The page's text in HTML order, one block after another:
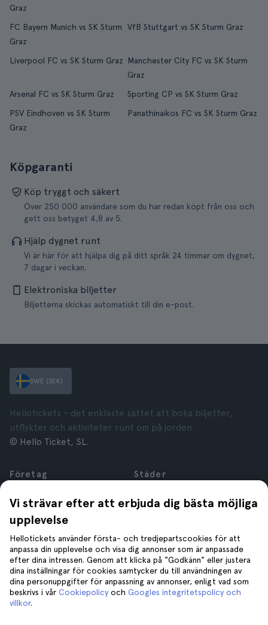
Graz
FC Bayern Munich vs SK Sturm
Graz
VfB Stuttgart vs SK Sturm Graz
Liverpool FC vs SK Sturm Graz
Manchester City FC vs SK Sturm
Graz
Arsenal FC vs SK Sturm Graz
Sporting CP vs SK Sturm Graz
PSV Eindhoven vs SK Sturm
Graz
Panathinaikos FC vs SK Sturm Graz
Köpgaranti
Köp tryggt och säkert
Över 250 000 användare som du har redan köpt från oss och
gett oss betyget 4,8 av 5.
Hjälp dygnet runt
Vi är här för att hjälpa dig på ditt språk 24 timmar om dygnet,
7 dagar i veckan.
Elektroniska biljetter
Biljetterna skickas automatiskt till din e-post.
Vi strävar efter att erbjuda dig bästa möjliga
upplevelse
Hellotickets använder första- och tredjepartscookies för att
anpassa din upplevelse och visa dig annonser som är anpassade
efter dina intressen. Genom att klicka på "Godkänn" eller justera
dina inställningar för cookies samtycker du till användningen av
dina personuppgifter för anpassning av annonser, enligt vad som
beskrivs i vår Cookiepolicy och Googles integritetspolicy och
villkor.
SWE (SEK)
Hellotickets – det enklaste sättet att boka biljetter,
utflykter och aktiviteter runt om på jorden.
© Hello Ticket, SL.
Företag
Karriär
Anslutna företag
Recensioner
Sekretess
Regler och villkor
Juridisk Rådgivning
Cookies
Städer
Rom
London
Granada
Kraków
Tenerife